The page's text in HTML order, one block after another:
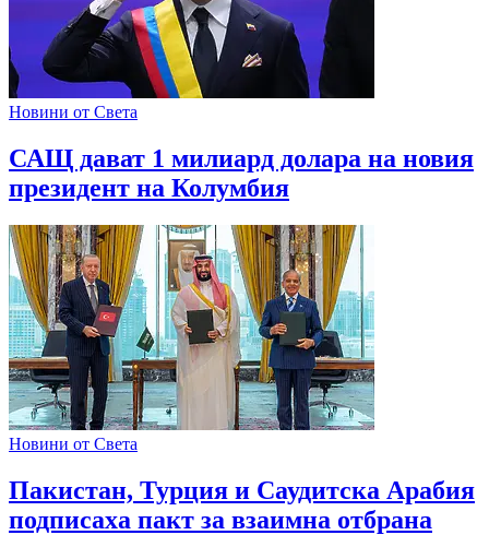
Новини от Света
САЩ дават 1 милиард долара на новия
президент на Колумбия
Новини от Света
Пакистан, Турция и Саудитска Арабия
подписаха пакт за взаимна отбрана